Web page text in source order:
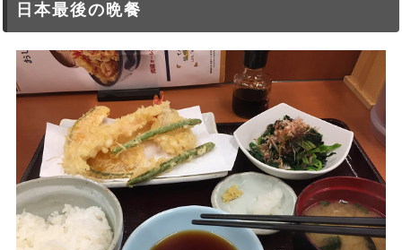
日本最後の晩餐